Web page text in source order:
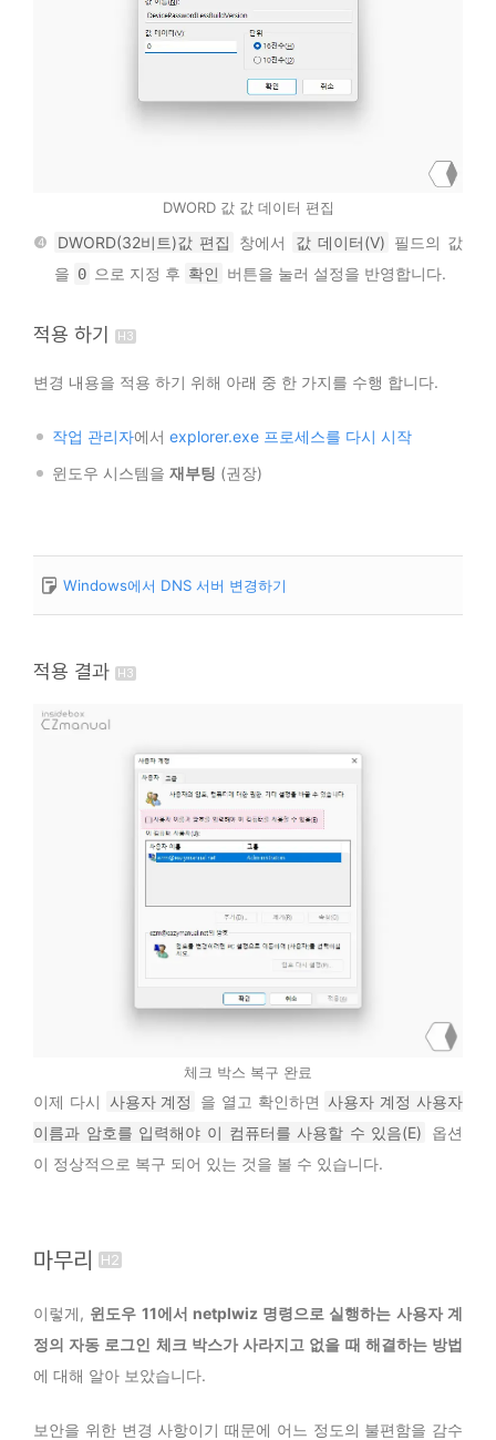
DWORD 값 값 데이터 편집
DWORD(32비트)값 편집 창에서 값 데이터(V) 필드의 값
을 0 으로 지정 후 확인 버튼을 눌러 설정을 반영합니다.
적용 하기
변경 내용을 적용 하기 위해 아래 중 한 가지를 수행 합니다.
작업 관리자에서 explorer.exe 프로세스를 다시 시작
윈도우 시스템을 재부팅 (권장)
Windows에서 DNS 서버 변경하기
적용 결과
체크 박스 복구 완료
이제 다시 사용자 계정 을 열고 확인하면 사용자 계정 사용자
이름과 암호를 입력해야 이 컴퓨터를 사용할 수 있음(E)
옵션
이 정상적으로 복구 되어 있는 것을 볼 수 있습니다.
마무리
이렇게, 윈도우 11에서 netplwiz 명령으로 실행하는 사용자 계
정의 자동 로그인 체크 박스가 사라지고 없을 때 해결하는 방법
에 대해 알아 보았습니다.
보안을 위한 변경 사항이기 때문에 어느 정도의 불편함을 감수